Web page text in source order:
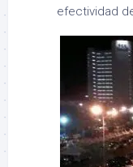
efectividad